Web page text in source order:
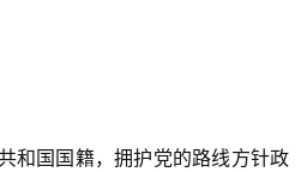
共和国国籍，拥护党的路线方针政